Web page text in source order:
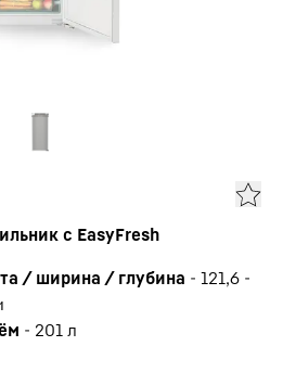
с EasyFresh
/ ширина / глубина - 121,6 -
- 201 л